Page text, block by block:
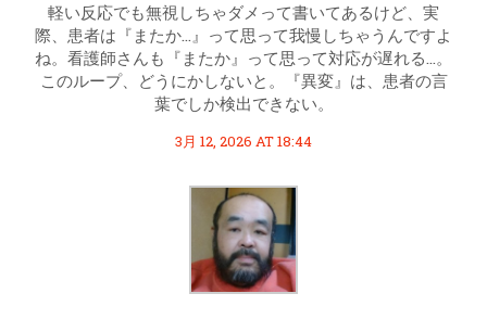
軽い反応でも無視しちゃダメって書いてあるけど、実
際、患者は『またか…』って思って我慢しちゃうんですよ
ね。看護師さんも『またか』って思って対応が遅れる…。
このループ、どうにかしないと。『異変』は、患者の言
葉でしか検出できない。
3月 12, 2026 AT 18:44